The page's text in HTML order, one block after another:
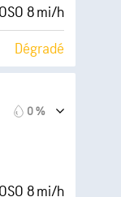
OSO 8 mi/h
Dégradé
0 %
OSO 8 mi/h